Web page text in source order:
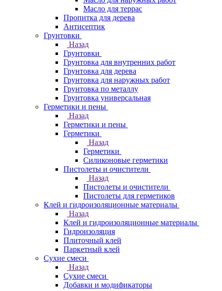
Масло для террас
Пропитка для дерева
Антисептик
Грунтовки
Назад
Грунтовки
Грунтовка для внутренних работ
Грунтовка для дерева
Грунтовка для наружных работ
Грунтовка по металлу
Грунтовка универсальная
Герметики и пены
Назад
Герметики и пены
Герметики
Назад
Герметики
Силиконовые герметики
Пистолеты и очистители
Назад
Пистолеты и очистители
Пистолеты для герметиков
Клей и гидроизоляционные материалы
Назад
Клей и гидроизоляционные материалы
Гидроизоляция
Плиточный клей
Паркетный клей
Сухие смеси
Назад
Сухие смеси
Добавки и модификаторы